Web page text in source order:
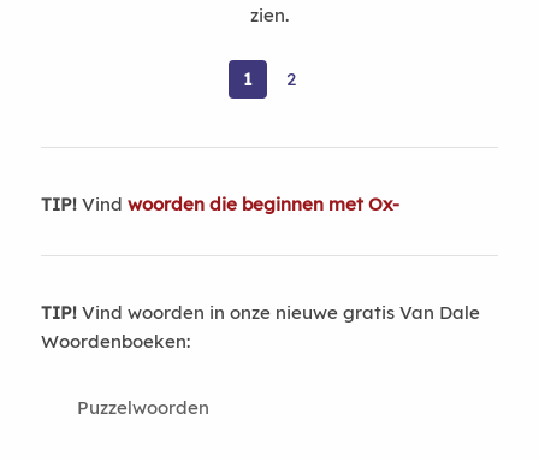
zien.
1 2
TIP!Vind woorden die beginnen met Ox-
TIP!Vind woorden in onze nieuwe gratis Van Dale
Woordenboeken:
Puzzelwoorden